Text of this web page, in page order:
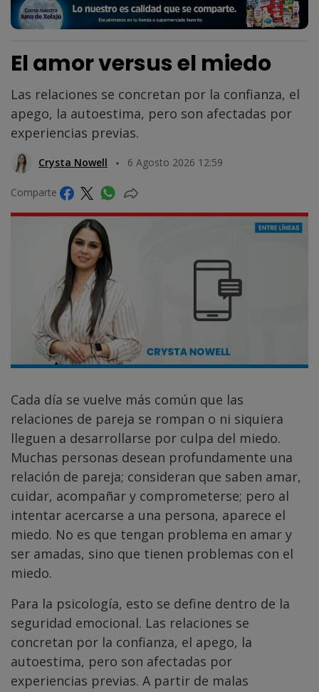
El amor versus el miedo
Las relaciones se concretan por la confianza, el
apego, la autoestima, pero son afectadas por
experiencias previas.
Crysta Nowell 6 Agosto 2026 12:59
Comparte
Cada día se vuelve más común que las
relaciones de pareja se rompan o ni siquiera
lleguen a desarrollarse por culpa del miedo.
Muchas personas desean profundamente una
relación de pareja; consideran que saben amar,
cuidar, acompañar y comprometerse; pero al
intentar acercarse a una persona, aparece el
miedo. No es que tengan problema en amar y
ser amadas, sino que tienen problemas con el
miedo.
Para la psicología, esto se define dentro de la
seguridad emocional. Las relaciones se
concretan por la confianza, el apego, la
autoestima, pero son afectadas por
experiencias previas. A partir de malas